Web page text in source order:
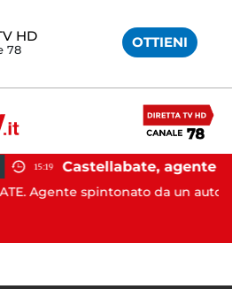
HD
78 OTTIENI
15:19
Agente spintonato da un